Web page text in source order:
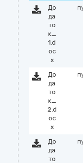
До
да
то
к_
1.d
oc
x
До
да
то
к_
2.d
oc
x
До
да
то